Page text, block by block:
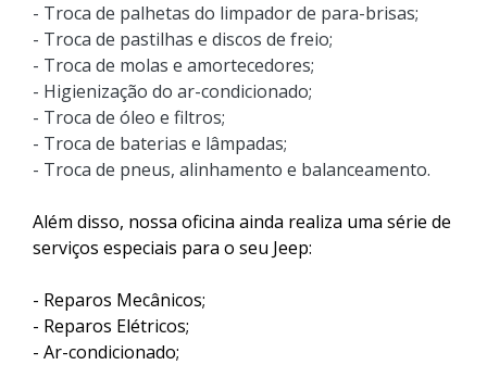
- Troca de palhetas do limpador de para-brisas;
- Troca de pastilhas e discos de freio;
- Troca de molas e amortecedores;
- Higienização do ar-condicionado;
- Troca de óleo e filtros;
- Troca de baterias e lâmpadas;
- Troca de pneus, alinhamento e balanceamento.
Além disso, nossa oficina ainda realiza uma série de
serviços especiais para o seu Jeep:
- Reparos Mecânicos;
- Reparos Elétricos;
- Ar-condicionado;